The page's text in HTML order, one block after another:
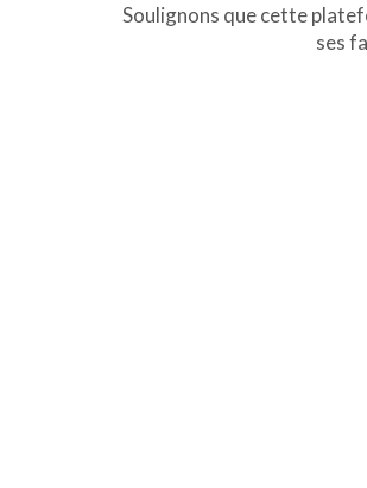
Soulignons que cette
ses